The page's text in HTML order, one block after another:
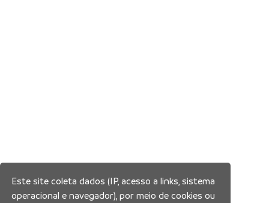
Este site coleta dados (IP, acesso a links, sistema
operacional e navegador), por meio de cookies ou